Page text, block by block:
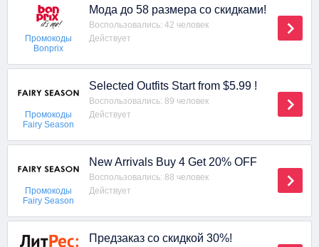
Промокоды
Bonprix
Мода до 58 размера со скидками!
Воспользовались: 42 человек
Действует
Промокоды
Fairy Season
Selected Outfits Start from $5.99 !
Воспользовались: 89 человек
Действует
Промокоды
Fairy Season
New Arrivals Buy 4 Get 20% OFF
Воспользовались: 88 человек
Действует
Предзаказ со скидкой 30%!